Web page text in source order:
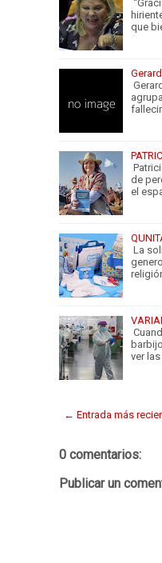
que
de
el
La
ver
← Entrada más
0 comentarios:
Publicar un